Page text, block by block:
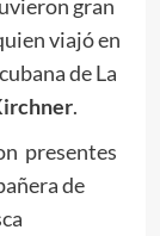
gran
viajó en
de La
.
presentes
de